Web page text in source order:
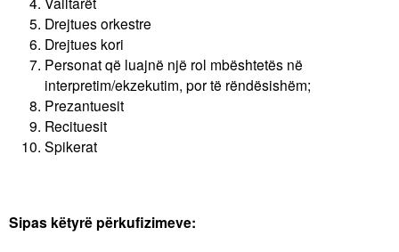
Drejtues orkestre
Drejtues kori
Personat që luajnë një rol mbështetës në
interpretim/ekzekutim, por të rëndësishëm;
Prezantuesit
Recituesit
Spikerat
Sipas këtyrë përkufizimeve: